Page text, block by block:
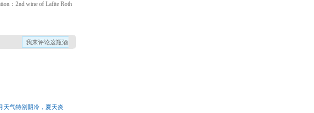
：2nd wine of Lafite Roth
我来评论这瓶酒
天气特别阴冷，夏天炎